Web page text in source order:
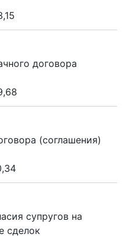
договора
(соглашения)
супругов на
сделок